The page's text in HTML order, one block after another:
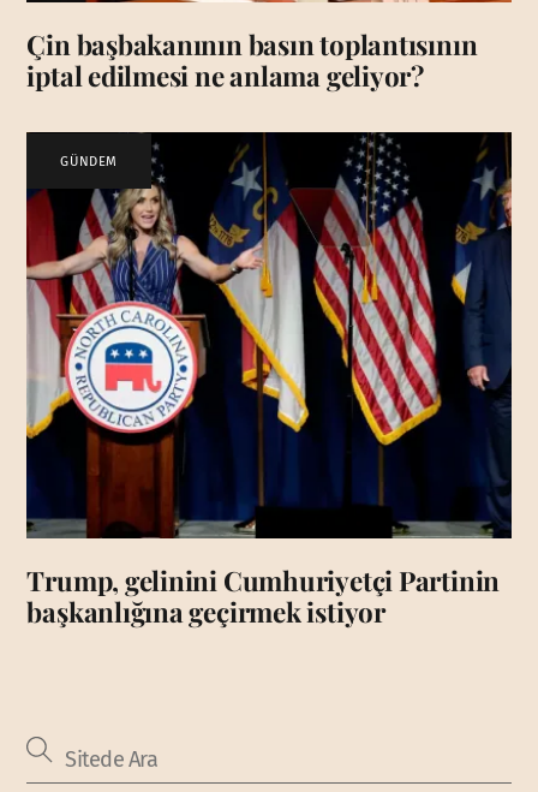
Çin başbakanının basın toplantısının
iptal edilmesi ne anlama geliyor?
GÜNDEM
Trump, gelinini Cumhuriyetçi Partinin
başkanlığına geçirmek istiyor